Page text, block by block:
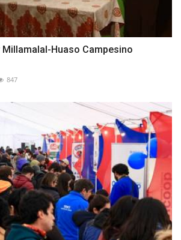
Huaso Campesino
847